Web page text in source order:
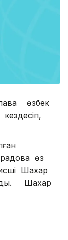
өзбек
өз
Шахар
Шахар